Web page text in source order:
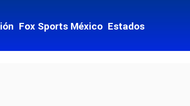
Fox Sports México Estados